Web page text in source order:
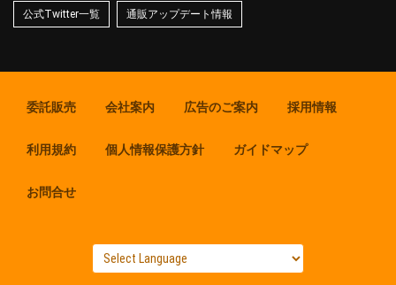
公式Twitter一覧 通販アップデート情報
委託販売 会社案内 広告のご案内 採用情報
利用規約 個人情報保護方針 ガイドマップ
お問合せ